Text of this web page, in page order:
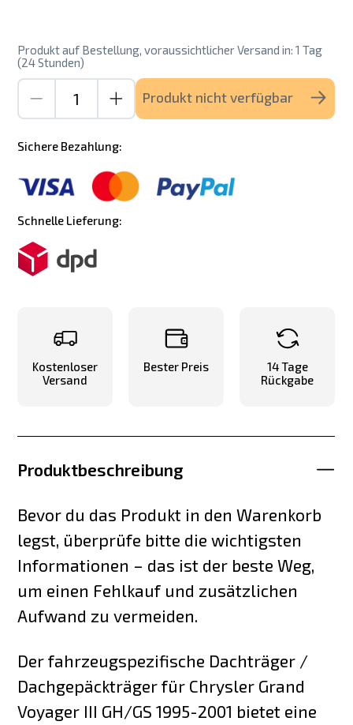
Produkt auf Bestellung, voraussichtlicher Versand in: 1 Tag
(24 Stunden)
Produkt nicht verfügbar
Sichere Bezahlung:
Schnelle Lieferung:
Kostenloser
Versand
Bester Preis
14 Tage
Rückgabe
Produktbeschreibung
Bevor du das Produkt in den Warenkorb
legst, überprüfe bitte die wichtigsten
Informationen – das ist der beste Weg,
um einen Fehlkauf und zusätzlichen
Aufwand zu vermeiden.
Der fahrzeugspezifische Dachträger /
Dachgepäckträger für Chrysler Grand
Voyager III GH/GS 1995-2001 bietet eine